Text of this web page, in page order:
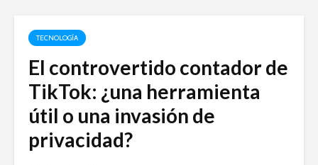
TECNOLOGÍA
El controvertido contador de
TikTok: ¿una herramienta
útil o una invasión de
privacidad?